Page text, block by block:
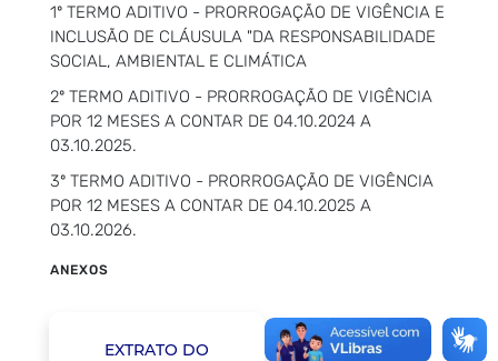
1º TERMO ADITIVO - PRORROGAÇÃO DE VIGÊNCIA E
INCLUSÃO DE CLÁUSULA "DA RESPONSABILIDADE
SOCIAL, AMBIENTAL E CLIMÁTICA
2º TERMO ADITIVO - PRORROGAÇÃO DE VIGÊNCIA
POR 12 MESES A CONTAR DE 04.10.2024 A
03.10.2025.
3º TERMO ADITIVO - PRORROGAÇÃO DE VIGÊNCIA
POR 12 MESES A CONTAR DE 04.10.2025 A
03.10.2026.
ANEXOS
EXTRATO DO